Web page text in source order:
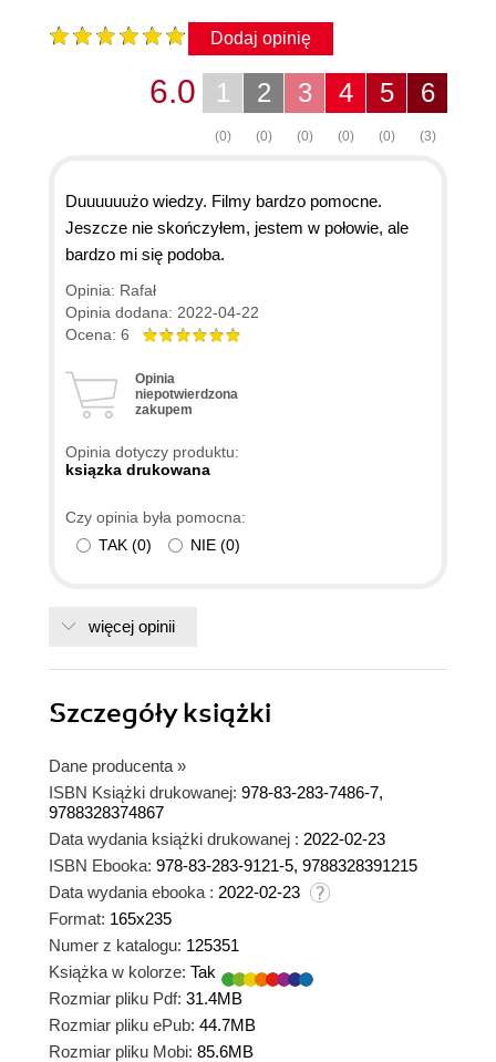
Dodaj opinię
6
(3)
5
(0)
4
(0)
3
(0)
2
(0)
1
(0)
6.0
Duuuuuużo wiedzy. Filmy bardzo pomocne.
Jeszcze nie skończyłem, jestem w połowie, ale
bardzo mi się podoba.
Opinia: Rafał
Opinia dodana: 2022-04-22
Ocena: 6
Opinia
niepotwierdzona
zakupem
Opinia dotyczy produktu:
ksiązka drukowana
Czy opinia była pomocna:
TAK (0) NIE (0)
więcej opinii
Szczegółyksiążki
Dane producenta »
ISBN Książki drukowanej: 978-83-283-7486-7,
9788328374867
Data wydania książki drukowanej : 2022-02-23
ISBN Ebooka: 978-83-283-9121-5, 9788328391215
Data wydania ebooka : 2022-02-23
Format: 165x235
Numer z katalogu: 125351
Książka w kolorze: Tak
Rozmiar pliku Pdf: 31.4MB
Rozmiar pliku ePub: 44.7MB
Rozmiar pliku Mobi: 85.6MB